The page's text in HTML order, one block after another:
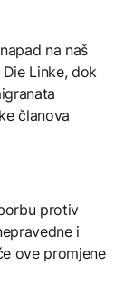
na naš
Linke, dok
članova
protiv
i
ove promjene